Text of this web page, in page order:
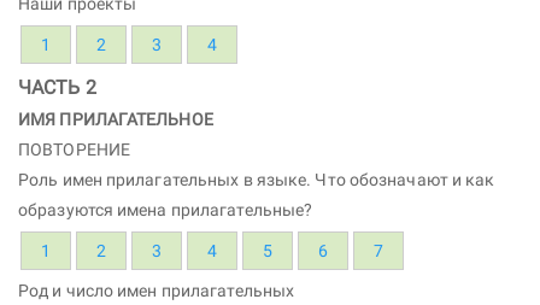
1 2 3 4
ЧАСТЬ 2
ИМЯ ПРИЛАГАТЕЛЬНОЕ
ПОВТОРЕНИЕ
Роль имен прилагательных в языке. Что обозначают и как
образуются имена прилагательные?
1 2 3 4 5 6 7
Род и число имен прилагательных